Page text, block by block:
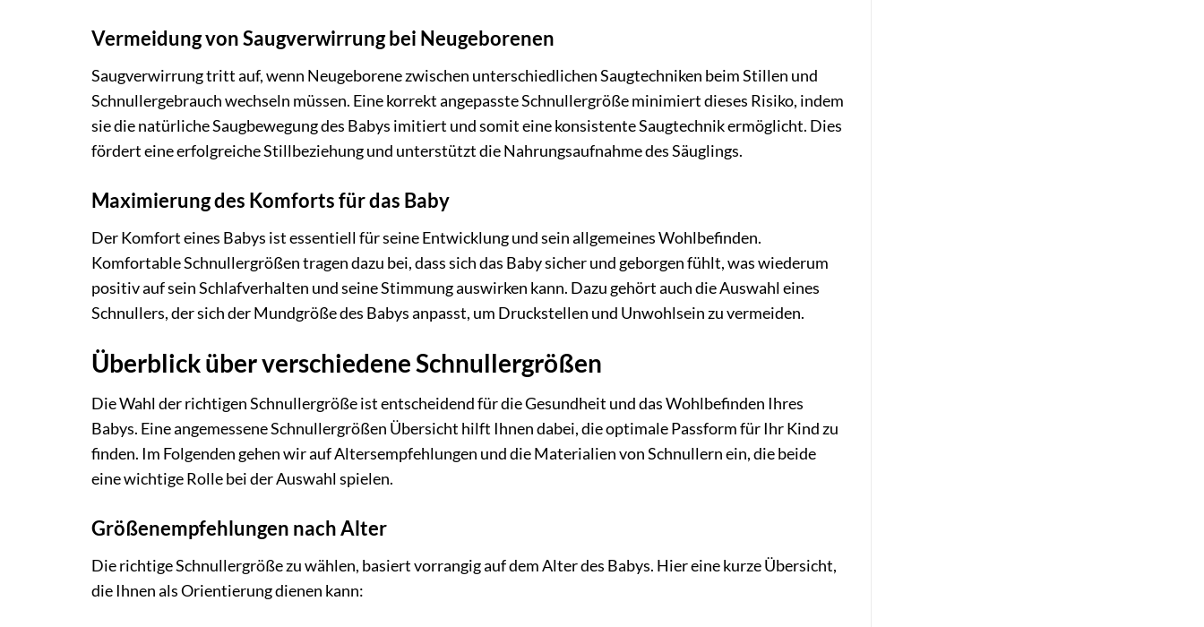
Vermeidung von Saugverwirrung bei Neugeborenen
Saugverwirrung tritt auf, wenn Neugeborene zwischen unterschiedlichen Saugtechniken beim Stillen und
Schnullergebrauch wechseln müssen. Eine korrekt angepasste Schnullergröße minimiert dieses Risiko, indem
sie die natürliche Saugbewegung des Babys imitiert und somit eine konsistente Saugtechnik ermöglicht. Dies
fördert eine erfolgreiche Stillbeziehung und unterstützt die Nahrungsaufnahme des Säuglings.
Maximierung des Komforts für das Baby
Der Komfort eines Babys ist essentiell für seine Entwicklung und sein allgemeines Wohlbefinden.
Komfortable Schnullergrößen tragen dazu bei, dass sich das Baby sicher und geborgen fühlt, was wiederum
positiv auf sein Schlafverhalten und seine Stimmung auswirken kann. Dazu gehört auch die Auswahl eines
Schnullers, der sich der Mundgröße des Babys anpasst, um Druckstellen und Unwohlsein zu vermeiden.
Überblick über verschiedene Schnullergrößen
Die Wahl der richtigen Schnullergröße ist entscheidend für die Gesundheit und das Wohlbefinden Ihres
Babys. Eine angemessene Schnullergrößen Übersicht hilft Ihnen dabei, die optimale Passform für Ihr Kind zu
finden. Im Folgenden gehen wir auf Altersempfehlungen und die Materialien von Schnullern ein, die beide
eine wichtige Rolle bei der Auswahl spielen.
Größenempfehlungen nach Alter
Die richtige Schnullergröße zu wählen, basiert vorrangig auf dem Alter des Babys. Hier eine kurze Übersicht,
die Ihnen als Orientierung dienen kann: